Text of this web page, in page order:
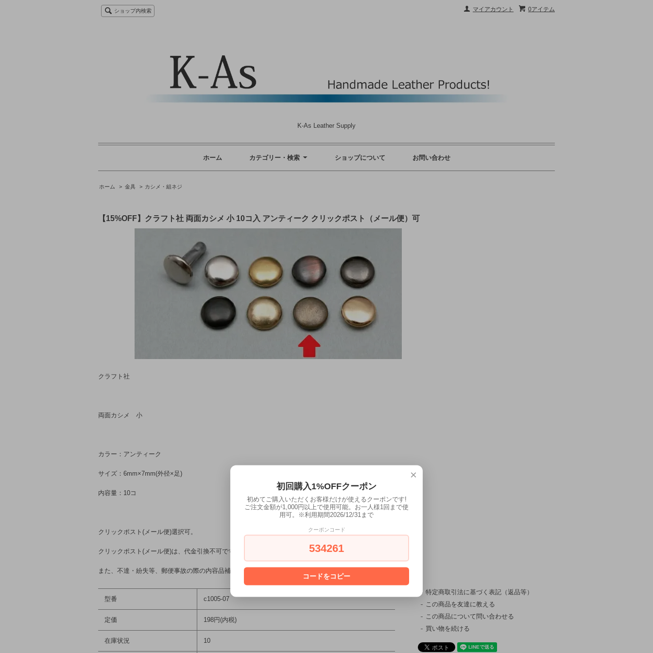
0アイテム
マイアカウント
ショップ内検索
K-As Leather Supply
ホーム カテゴリー・検索 ショップについて お問い合わせ
ホーム > 金具 > カシメ・組ネジ
【15%OFF】クラフト社 両面カシメ 小 10コ入 アンティーク クリックポスト（メール便）可
クラフト社
両面カシメ 小
カラー：アンティーク
サイズ：6mm×7mm(外径×足)
内容量：10コ
クリックポスト(メール便)選択可。
クリックポスト(メール便)は、代金引換不可です。
また、不達・紛失等、郵便事故の際の内容品補償はございませんので、ご了承願います。
型番 c1005-07
定価 198円(内税)
在庫状況 10
特定商取引法に基づく表記（返品等）
この商品を友達に教える
この商品について問い合わせる
買い物を続ける
×
初回購入1%OFFクーポン
初めてご購入いただくお客様だけが使えるクーポンです!
ご注文金額が1,000円以上で使用可能。お一人様1回まで使
用可。※利用期間2026/12/31まで
クーポンコード
534261
コードをコピー